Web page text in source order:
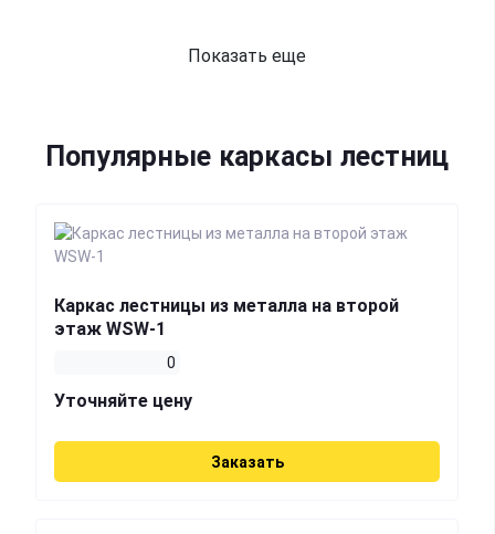
Показать еще
Популярные каркасы лестниц
Каркас лестницы из металла на второй
этаж WSW-1
0
Уточняйте цену
Заказать